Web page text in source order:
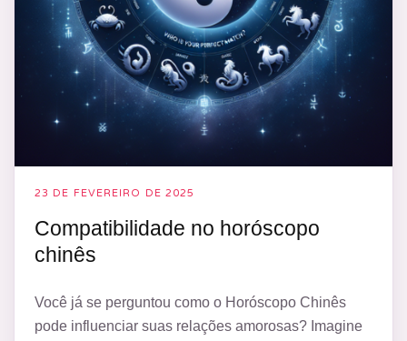
23 DE FEVEREIRO DE 2025
Compatibilidade no horóscopo
chinês
Você já se perguntou como o Horóscopo Chinês
pode influenciar suas relações amorosas? Imagine